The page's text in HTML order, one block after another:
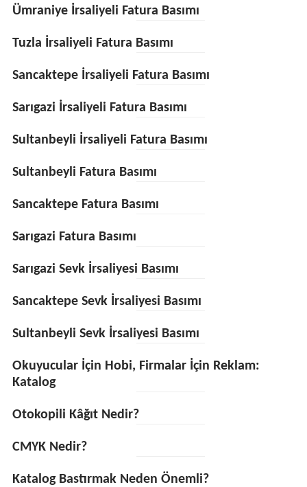
Ümraniye İrsaliyeli Fatura Basımı
Tuzla İrsaliyeli Fatura Basımı
Sancaktepe İrsaliyeli Fatura Basımı
Sarıgazi İrsaliyeli Fatura Basımı
Sultanbeyli İrsaliyeli Fatura Basımı
Sultanbeyli Fatura Basımı
Sancaktepe Fatura Basımı
Sarıgazi Fatura Basımı
Sarıgazi Sevk İrsaliyesi Basımı
Sancaktepe Sevk İrsaliyesi Basımı
Sultanbeyli Sevk İrsaliyesi Basımı
Okuyucular İçin Hobi, Firmalar İçin Reklam:
Katalog
Otokopili Kâğıt Nedir?
CMYK Nedir?
Katalog Bastırmak Neden Önemli?